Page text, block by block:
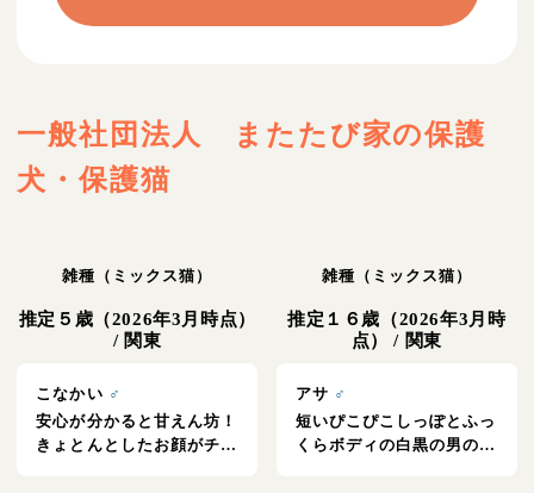
一般社団法人 またたび家の保護
犬・保護猫
雑種（ミックス猫）
推定５歳（2026年3月時点）
/ 関東
こなかい ♂
安心が分かると甘えん坊！
きょとんとしたお顔がチャ
雑種（ミックス猫）
推定１６歳（2026年3月時
点）
/ 関東
アサ ♂
短いぴこぴこしっぽとふっ
くらボディの白黒の男の仔